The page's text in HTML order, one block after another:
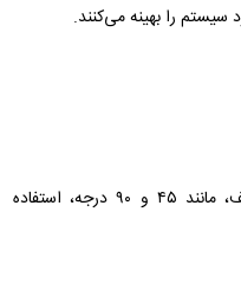
سیستم را بهینه می‌کنند.
برای تغییر مسیر لوله‌ها در زوایای مختلف، مانند ۴۵ و ۹۰ درجه، استفاده